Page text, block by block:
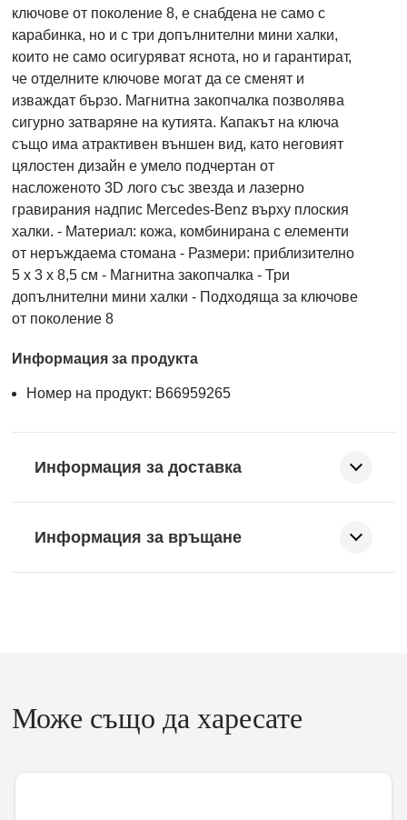
ключове от поколение 8, е снабдена не само с
карабинка, но и с три допълнителни мини халки,
които не само осигуряват яснота, но и гарантират,
че отделните ключове могат да се сменят и
изваждат бързо. Магнитна закопчалка позволява
сигурно затваряне на кутията. Капакът на ключа
също има атрактивен външен вид, като неговият
цялостен дизайн е умело подчертан от
насложеното 3D лого със звезда и лазерно
гравирания надпис Mercedes-Benz върху плоския
халки. - Материал: кожа, комбинирана с елементи
от неръждаема стомана - Размери: приблизително
5 x 3 x 8,5 см - Магнитна закопчалка - Три
допълнителни мини халки - Подходяща за ключове
от поколение 8
Информация за продукта
Номер на продукт: B66959265
Информация за доставка
Информация за връщане
Може също да харесате